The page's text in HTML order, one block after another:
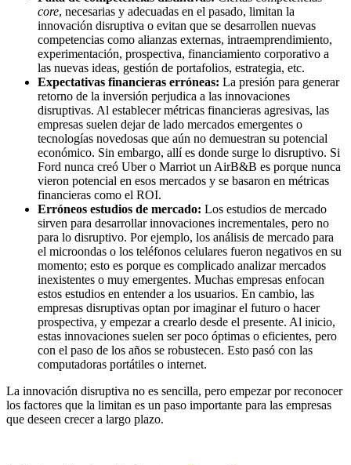
core, necesarias y adecuadas en el pasado, limitan la
innovación disruptiva o evitan que se desarrollen nuevas
competencias como alianzas externas, intraemprendimiento,
experimentación, prospectiva, financiamiento corporativo a
las nuevas ideas, gestión de portafolios, estrategia, etc.
Expectativas financieras erróneas: La presión para generar
retorno de la inversión perjudica a las innovaciones
disruptivas. Al establecer métricas financieras agresivas, las
empresas suelen dejar de lado mercados emergentes o
tecnologías novedosas que aún no demuestran su potencial
económico. Sin embargo, allí es donde surge lo disruptivo. Si
Ford nunca creó Uber o Marriot un AirB&B es porque nunca
vieron potencial en esos mercados y se basaron en métricas
financieras como el ROI.
Erróneos estudios de mercado: Los estudios de mercado
sirven para desarrollar innovaciones incrementales, pero no
para lo disruptivo. Por ejemplo, los análisis de mercado para
el microondas o los teléfonos celulares fueron negativos en su
momento; esto es porque es complicado analizar mercados
inexistentes o muy emergentes. Muchas empresas enfocan
estos estudios en entender a los usuarios. En cambio, las
empresas disruptivas optan por imaginar el futuro o hacer
prospectiva, y empezar a crearlo desde el presente. Al inicio,
estas innovaciones suelen ser poco óptimas o eficientes, pero
con el paso de los años se robustecen. Esto pasó con las
computadoras portátiles o internet.
La innovación disruptiva no es sencilla, pero empezar por reconocer
los factores que la limitan es un paso importante para las empresas
que deseen crecer a largo plazo.